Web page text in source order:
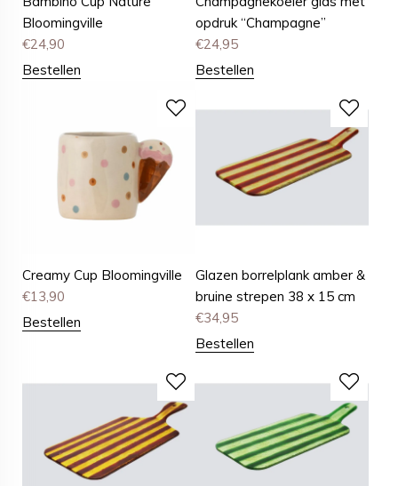
Bloomingville
€24,90
Bestellen
opdruk “Champagne”
€24,95
Bestellen
Creamy Cup Bloomingville
€13,90
Bestellen
Glazen borrelplank amber &
bruine strepen 38 x 15 cm
€34,95
Bestellen